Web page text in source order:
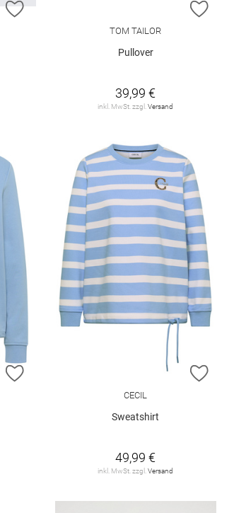
ZUR
TOM TAILOR
Pullover
39,99 €
inkl. MwSt. zzgl.Versand
ZUR WUNSCHLISTE HINZUFÜGEN ZUR
CECIL
Sweatshirt
49,99 €
inkl. MwSt. zzgl.Versand